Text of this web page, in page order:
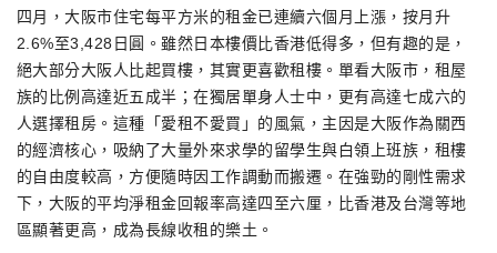
四月，大阪市住宅每平方米的租金已連續六個月上漲，按月升
2.6%至3,428日圓。雖然日本樓價比香港低得多，但有趣的是，
絕大部分大阪人比起買樓，其實更喜歡租樓。單看大阪市，租屋
族的比例高達近五成半；在獨居單身人士中，更有高達七成六的
人選擇租房。這種「愛租不愛買」的風氣，主因是大阪作為關西
的經濟核心，吸納了大量外來求學的留學生與白領上班族，租樓
的自由度較高，方便隨時因工作調動而搬遷。在強勁的剛性需求
下，大阪的平均淨租金回報率高達四至六厘，比香港及台灣等地
區顯著更高，成為長線收租的樂土。